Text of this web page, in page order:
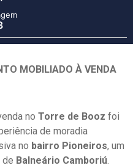
MOBILIADO À VENDA
no Torre de Booz foi
de moradia
no bairro Pioneiros, um
Balneário Camboriú